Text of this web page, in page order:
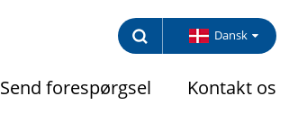
Dansk
Send forespørgsel Kontakt os